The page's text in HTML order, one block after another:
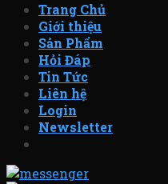
Trang Chủ
Giới thiệu
Sản Phẩm
Hỏi Đáp
Tin Tức
Liên hệ
Login
Newsletter